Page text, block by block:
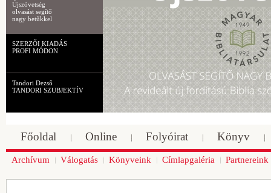
Újszövetség
olvasást segítő
nagy betűkkel
SZERZŐI KIADÁS
PROFI MÓDON
Tandori Dezső
TANDORI SZUBJEKTÍV
Főoldal Online Folyóirat Könyv
Archívum Válogatás Könyveink Címlapgaléria Partnereink